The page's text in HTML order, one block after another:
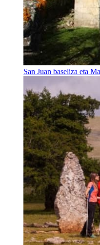
San Juan baseliza eta